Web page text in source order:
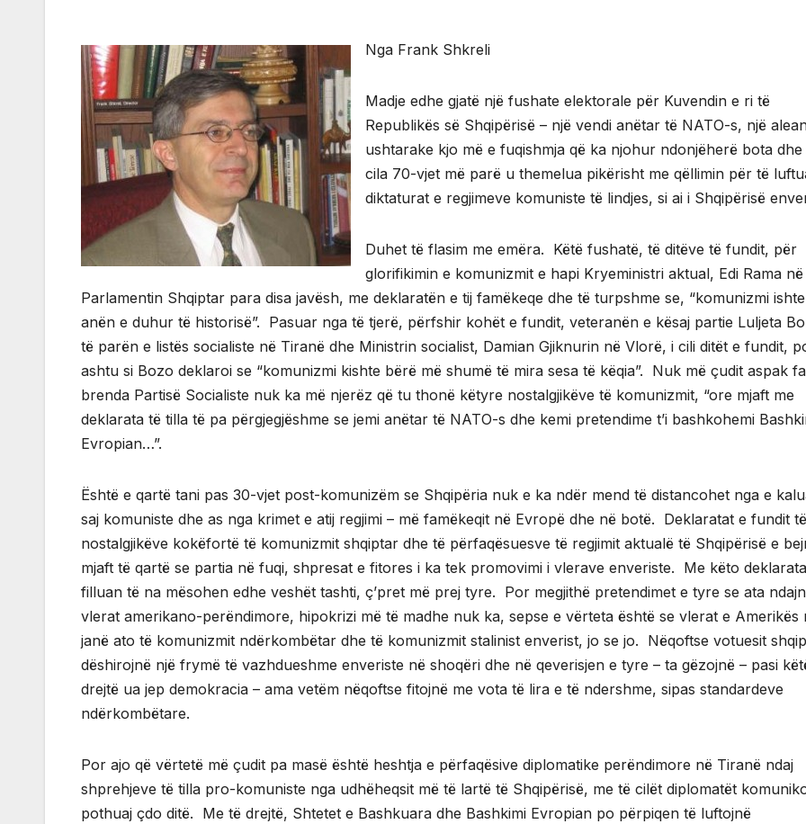
Nga Frank Shkreli
Madje edhe gjatë një fushate elektorale për Kuvendin e ri të
Republikës së Shqipërisë – një vendi anëtar të NATO-s, një
ushtarake kjo më e fuqishmja që ka njohur ndonjëherë bota dhe
cila 70-vjet më parë u themelua pikërisht me qëllimin për të
diktaturat e regjimeve komuniste të lindjes, si ai i Shqipërisë
Duhet të flasim me emëra. Këtë fushatë, të ditëve të fundit, për
glorifikimin e komunizmit e hapi Kryeministri aktual, Edi Rama në
Parlamentin Shqiptar para disa javësh, me deklaratën e tij famëkeqe dhe të turpshme se, “komunizmi
anën e duhur të historisë”. Pasuar nga të tjerë, përfshir kohët e fundit, veteranën e kësaj partie Luljeta
të parën e listës socialiste në Tiranë dhe Ministrin socialist, Damian Gjiknurin në Vlorë, i cili ditët e fundit,
ashtu si Bozo deklaroi se “komunizmi kishte bërë më shumë të mira sesa të këqia”. Nuk më çudit aspak
brenda Partisë Socialiste nuk ka më njerëz që tu thonë këtyre nostalgjikëve të komunizmit, “ore mjaft me
deklarata të tilla të pa përgjegjëshme se jemi anëtar të NATO-s dhe kemi pretendime t’i bashkohemi
Evropian…”.
Është e qartë tani pas 30-vjet post-komunizëm se Shqipëria nuk e ka ndër mend të distancohet nga e
saj komuniste dhe as nga krimet e atij regjimi – më famëkeqit në Evropë dhe në botë. Deklaratat e fundit të
nostalgjikëve kokëfortë të komunizmit shqiptar dhe të përfaqësuesve të regjimit aktualë të Shqipërisë e
mjaft të qartë se partia në fuqi, shpresat e fitores i ka tek promovimi i vlerave enveriste. Me këto
filluan të na mësohen edhe veshët tashti, ç’pret më prej tyre. Por megjithë pretendimet e tyre se ata
vlerat amerikano-perëndimore, hipokrizi më të madhe nuk ka, sepse e vërteta është se vlerat e Amerikës
janë ato të komunizmit ndërkombëtar dhe të komunizmit stalinist enverist, jo se jo. Nëqoftse votuesit
dëshirojnë një frymë të vazhdueshme enveriste në shoqëri dhe në qeverisjen e tyre – ta gëzojnë – pasi
drejtë ua jep demokracia – ama vetëm nëqoftse fitojnë me vota të lira e të ndershme, sipas standardeve
ndërkombëtare.
Por ajo që vërtetë më çudit pa masë është heshtja e përfaqësive diplomatike perëndimore në Tiranë ndaj
shprehjeve të tilla pro-komuniste nga udhëheqsit më të lartë të Shqipërisë, me të cilët diplomatët
pothuaj çdo ditë. Me të drejtë, Shtetet e Bashkuara dhe Bashkimi Evropian po përpiqen të luftojnë